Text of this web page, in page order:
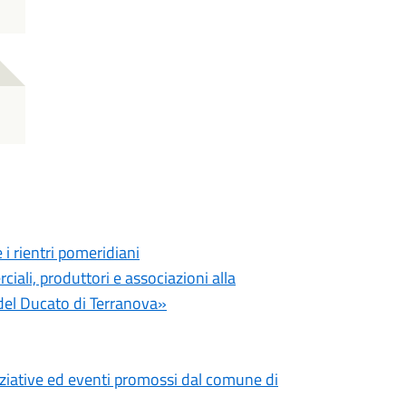
rientri pomeridiani
produttori e associazioni alla
Ducato di Terranova»
ed eventi promossi dal comune di